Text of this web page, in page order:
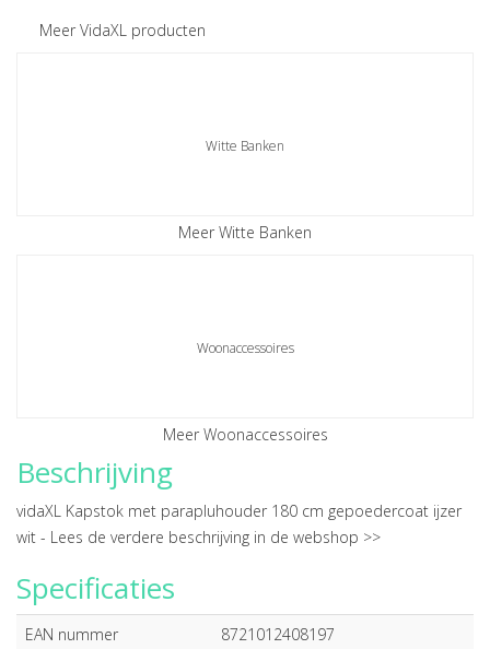
Meer VidaXL producten
Witte Banken
Meer Witte Banken
Woonaccessoires
Meer Woonaccessoires
Beschrijving
vidaXL Kapstok met parapluhouder 180 cm gepoedercoat ijzer
wit - Lees de verdere beschrijving in de webshop >>
Specificaties
EAN nummer
8721012408197